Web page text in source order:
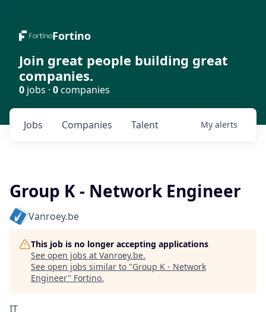
Fortino
Join great people building great
companies.
0 jobs · 0companies
Jobs Companies Talent My alerts
Group K - Network Engineer
Vanroey.be
This job is no longer accepting applications
See open jobs at Vanroey.be.
See open jobs similar to "Group K - Network
Engineer" Fortino.
IT